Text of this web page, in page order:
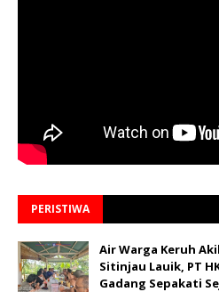
PERISTIWA
Air Warga Keruh
Sitinjau Lauik, PT
Gadang Sepakati